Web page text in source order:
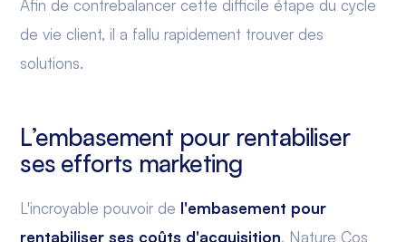
Afin de contrebalancer cette difficile étape du cycle
de vie client, il a fallu rapidement trouver des
solutions.
L’embasement pour rentabiliser
ses efforts marketing
L'incroyable pouvoir de l'embasement pour
rentabiliser ses coûts d'acquisition, Nature Cos